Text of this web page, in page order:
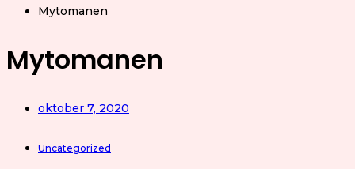
Mytomanen
Mytomanen
oktober 7, 2020
Uncategorized